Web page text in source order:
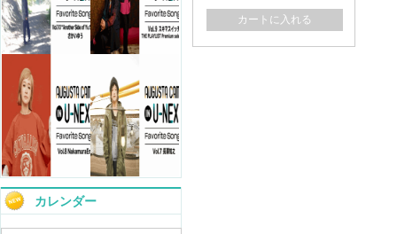
カレンダー
カートに入れる